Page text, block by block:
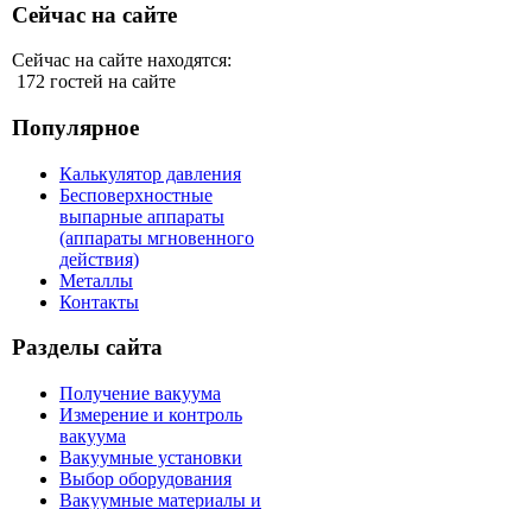
Сейчас на сайте
Сейчас на сайте находятся:
172 гостей на сайте
Популярное
Калькулятор давления
Бесповерхностные
выпарные аппараты
(аппараты мгновенного
действия)
Металлы
Контакты
Разделы сайта
Получение вакуума
Измерение и контроль
вакуума
Вакуумные установки
Выбор оборудования
Вакуумные материалы и